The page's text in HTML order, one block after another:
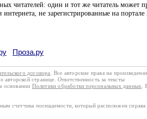
читателей: один и тот же читатель может
не зарегистрированные на портале
Проза.ру
договора
. Все авторские права на
странице. Ответственность за тексты
основании Политики обработки персональных данных
.
счетчика посещаемости, который расположен справа